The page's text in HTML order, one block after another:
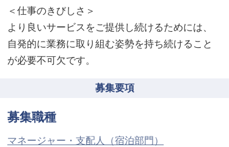
＜仕事のきびしさ＞
より良いサービスをご提供し続けるためには、
自発的に業務に取り組む姿勢を持ち続けること
が必要不可欠です。
募集要項
募集職種
マネージャー・支配人（宿泊部門）